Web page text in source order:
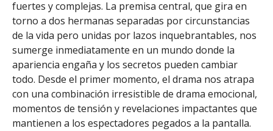
fuertes y complejas. La premisa central, que gira en
torno a dos hermanas separadas por circunstancias
de la vida pero unidas por lazos inquebrantables, nos
sumerge inmediatamente en un mundo donde la
apariencia engaña y los secretos pueden cambiar
todo. Desde el primer momento, el drama nos atrapa
con una combinación irresistible de drama emocional,
momentos de tensión y revelaciones impactantes que
mantienen a los espectadores pegados a la pantalla.